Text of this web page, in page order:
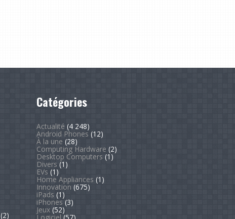
(2)
Catégories
Actualité (4 248)
Android Phones(12)
À la une (28)
Computing Hardware (2)
Desktop Computers (1)
Divers (1)
EVs (1)
Home Appliances (1)
Innovation (675)
iPads (1)
iPhones(3)
Jeux(52)